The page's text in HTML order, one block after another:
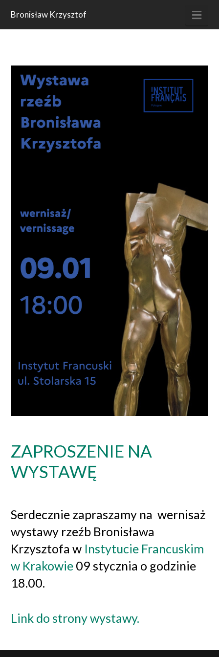
Bronisław Krzysztof
ZAPROSZENIE NA
WYSTAWĘ
Serdecznie zapraszamy na wernisaż
wystawy rzeźb Bronisława
Krzysztofa w Instytucie Francuskim
w Krakowie 09 stycznia o godzinie
18.00.
Link do strony wystawy.